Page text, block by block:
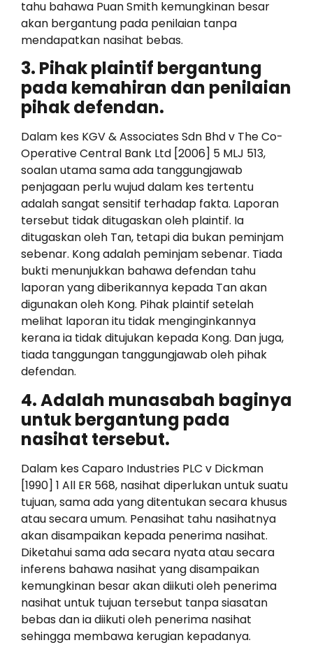
tahu bahawa Puan Smith kemungkinan besar
akan bergantung pada penilaian tanpa
mendapatkan nasihat bebas.
3. Pihak plaintif bergantung
pada kemahiran dan penilaian
pihak defendan.
Dalam kes KGV & Associates Sdn Bhd v The Co-
Operative Central Bank Ltd [2006] 5 MLJ 513,
soalan utama sama ada tanggungjawab
penjagaan perlu wujud dalam kes tertentu
adalah sangat sensitif terhadap fakta. Laporan
tersebut tidak ditugaskan oleh plaintif. Ia
ditugaskan oleh Tan, tetapi dia bukan peminjam
sebenar. Kong adalah peminjam sebenar. Tiada
bukti menunjukkan bahawa defendan tahu
laporan yang diberikannya kepada Tan akan
digunakan oleh Kong. Pihak plaintif setelah
melihat laporan itu tidak menginginkannya
kerana ia tidak ditujukan kepada Kong. Dan juga,
tiada tanggungan tanggungjawab oleh pihak
defendan.
4. Adalah munasabah baginya
untuk bergantung pada
nasihat tersebut.
Dalam kes Caparo Industries PLC v Dickman
[1990] 1 All ER 568, nasihat diperlukan untuk suatu
tujuan, sama ada yang ditentukan secara khusus
atau secara umum. Penasihat tahu nasihatnya
akan disampaikan kepada penerima nasihat.
Diketahui sama ada secara nyata atau secara
inferens bahawa nasihat yang disampaikan
kemungkinan besar akan diikuti oleh penerima
nasihat untuk tujuan tersebut tanpa siasatan
bebas dan ia diikuti oleh penerima nasihat
sehingga membawa kerugian kepadanya.